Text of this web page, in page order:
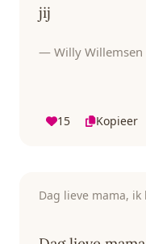
jij
— Willy Willemsen
15 Kopieer